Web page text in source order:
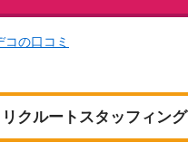
コの口コミ
リクルートスタッフィング